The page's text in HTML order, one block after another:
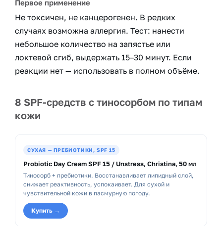
Первое применение
Не токсичен, не канцерогенен. В редких
случаях возможна аллергия. Тест: нанести
небольшое количество на запястье или
локтевой сгиб, выдержать 15–30 минут. Если
реакции нет — использовать в полном объёме.
8 SPF-средств с тиносорбом по типам
кожи
СУХАЯ — ПРЕБИОТИКИ, SPF 15
Probiotic Day Cream SPF 15 / Unstress, Christina, 50 мл
Тиносорб + пребиотики. Восстанавливает липидный слой,
снижает реактивность, успокаивает. Для сухой и
чувствительной кожи в пасмурную погоду.
Купить →